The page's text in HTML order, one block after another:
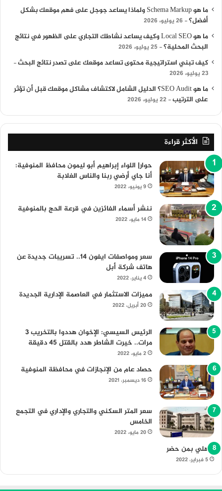
ما هو Schema Markup ولماذا يساعد جوجل على فهم موقعك بشكل
أفضل؟
26 يوليو، 2026
ما هو Local SEO وكيف يساعد نشاطك التجاري على الظهور في نتائج
البحث المحلية؟
25 يوليو، 2026
كيف تبني استراتيجية محتوى تساعد موقعك على تصدر نتائج البحث
23 يوليو، 2026
ما هو SEO Audit؟ الدليل الشامل لاكتشاف مشاكل موقعك قبل أن تؤثر
على الترتيب 22 يوليو، 2026
الأكثر قراءة
حوار| اللواء إبراهيم أبو ليمون محافظ المنوفية:
أنا جاي أرضي ربنا والناس الغلابة
9 يونيو، 2022
ننشر أسماء الفائزين في قرعة الحج بالمنوفية
14 مايو، 2022
سعر ومواصفات ايفون 14.. تسريبات جديدة عن
هاتف شركة أبل
4 يناير، 2022
مميزات الاستثمار في العاصمة الإدارية الجديدة
20 أبريل، 2022
الرئيس السيسي: الإخوان هددوا بالتخريب 3
مرات.. خيرت الشاطر هدد بالقتل 45 دقيقة
2 مايو، 2022
حصاد عام من الإنجازات في محافظة المنوفية
16 ديسمبر، 2021
سعر المتر السكني والتجاري والإداري في التجمع
الخامس
20 مايو، 2022
الأهلي بمن حضر
5 فبراير، 2022